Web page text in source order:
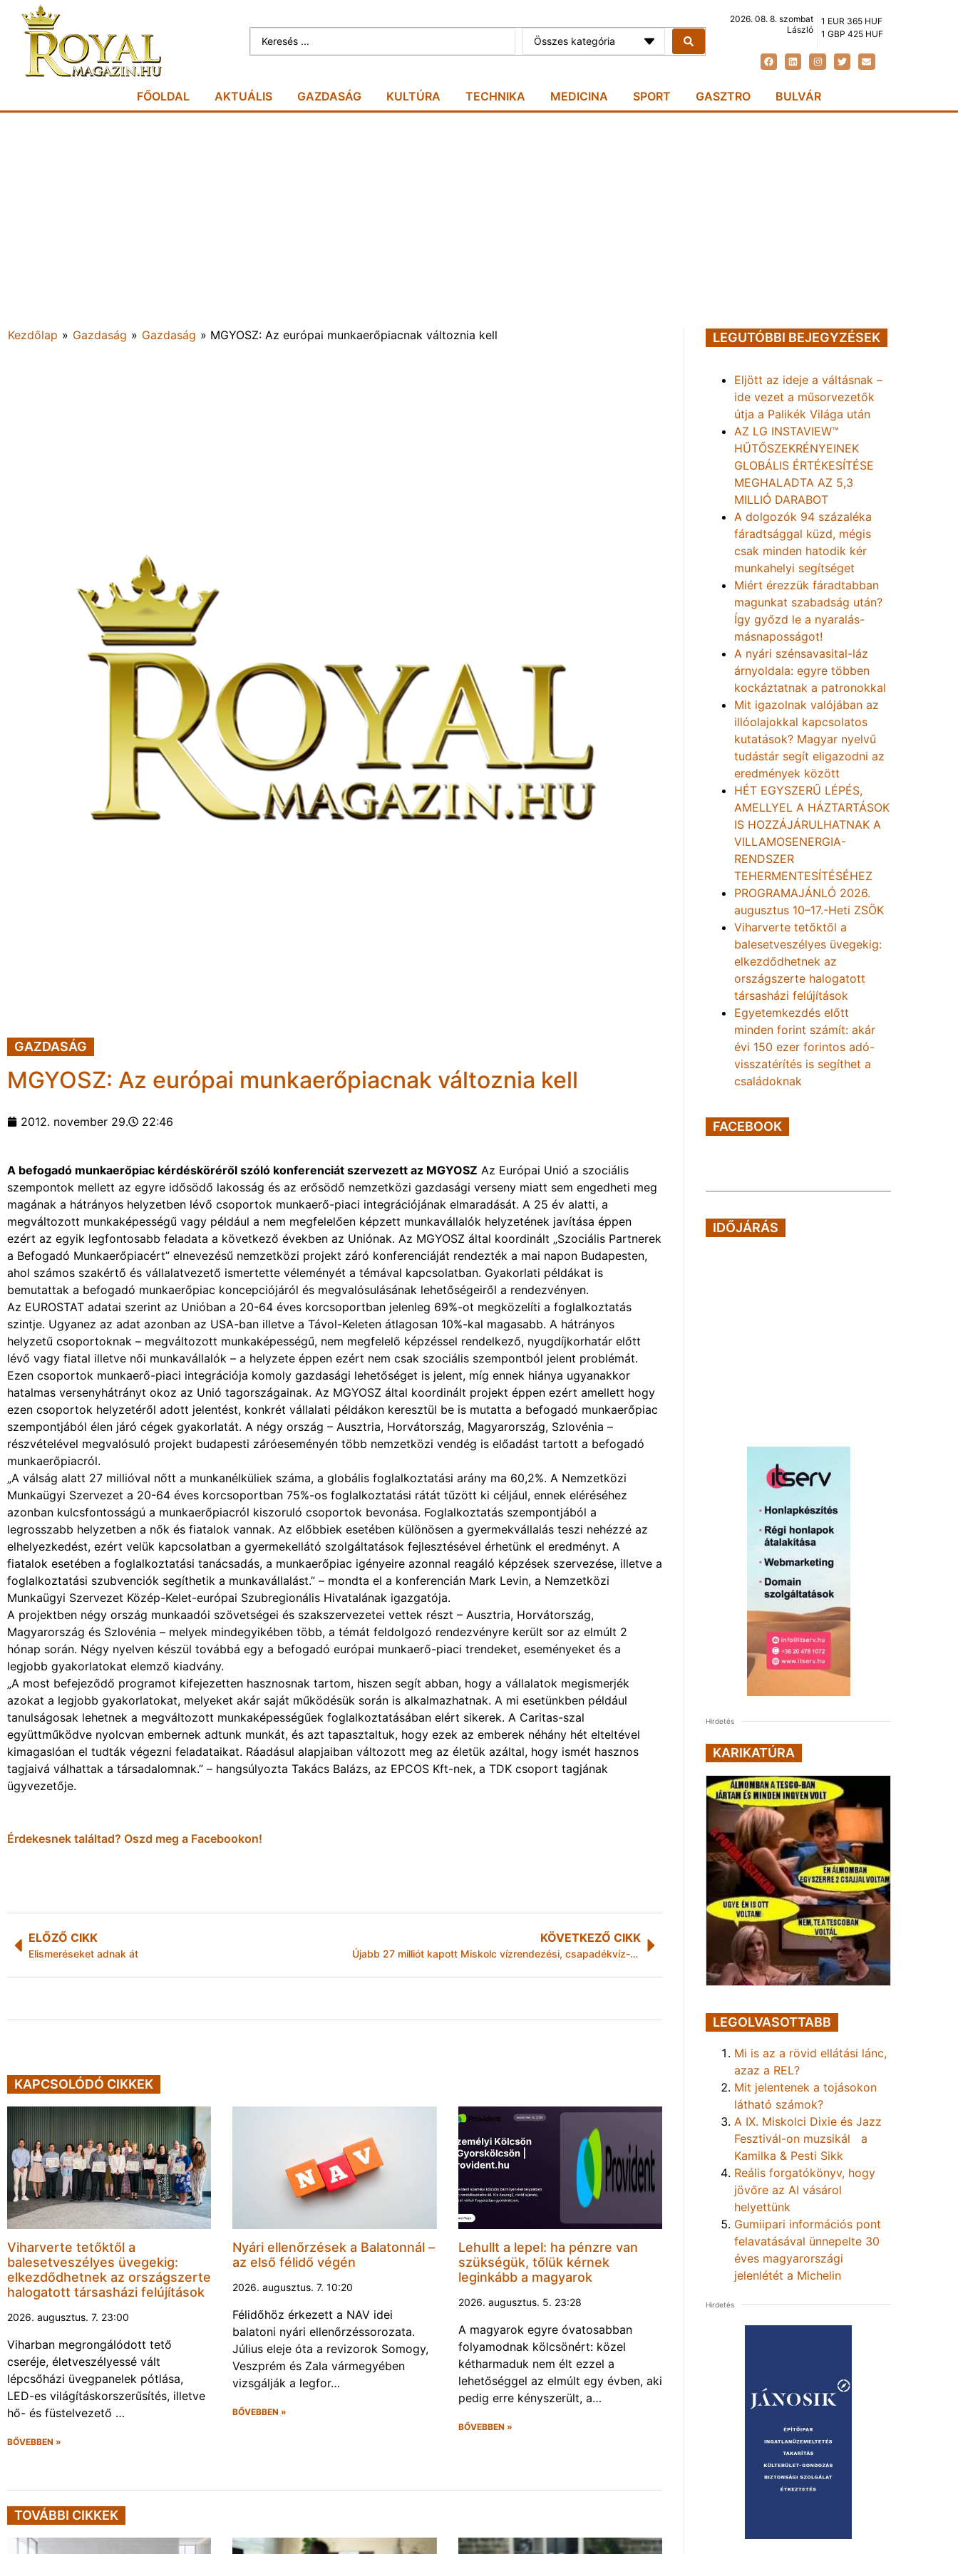
Összes kategória
2026. 08. 8. szombat
László
1 EUR 365 HUF
1 GBP 425 HUF
FŐOLDAL AKTUÁLIS GAZDASÁG KULTÚRA TECHNIKA MEDICINA SPORT GASZTRO BULVÁR
Kezdőlap » Gazdaság » Gazdaság » MGYOSZ: Az európai munkaerőpiacnak változnia kell
GAZDASÁG
MGYOSZ: Az európai munkaerőpiacnak változnia kell
2012. november 29. 22:46
A befogadó munkaerőpiac kérdésköréről szóló konferenciát szervezett az MGYOSZ Az Európai Unió a szociális
szempontok mellett az egyre idősödő lakosság és az erősödő nemzetközi gazdasági verseny miatt sem engedheti meg
magának a hátrányos helyzetben lévő csoportok munkaerő-piaci integrációjának elmaradását. A 25 év alatti, a
megváltozott munkaképességű vagy például a nem megfelelően képzett munkavállalók helyzetének javítása éppen
ezért az egyik legfontosabb feladata a következő években az Uniónak. Az MGYOSZ által koordinált „Szociális Partnerek
a Befogadó Munkaerőpiacért” elnevezésű nemzetközi projekt záró konferenciáját rendezték a mai napon Budapesten,
ahol számos szakértő és vállalatvezető ismertette véleményét a témával kapcsolatban. Gyakorlati példákat is
bemutattak a befogadó munkaerőpiac koncepciójáról és megvalósulásának lehetőségeiről a rendezvényen.
Az EUROSTAT adatai szerint az Unióban a 20-64 éves korcsoportban jelenleg 69%-ot megközelíti a foglalkoztatás
szintje. Ugyanez az adat azonban az USA-ban illetve a Távol-Keleten átlagosan 10%-kal magasabb. A hátrányos
helyzetű csoportoknak – megváltozott munkaképességű, nem megfelelő képzéssel rendelkező, nyugdíjkorhatár előtt
lévő vagy fiatal illetve női munkavállalók – a helyzete éppen ezért nem csak szociális szempontból jelent problémát.
Ezen csoportok munkaerő-piaci integrációja komoly gazdasági lehetőséget is jelent, míg ennek hiánya ugyanakkor
hatalmas versenyhátrányt okoz az Unió tagországainak. Az MGYOSZ által koordinált projekt éppen ezért amellett hogy
ezen csoportok helyzetéről adott jelentést, konkrét vállalati példákon keresztül be is mutatta a befogadó munkaerőpiac
szempontjából élen járó cégek gyakorlatát. A négy ország – Ausztria, Horvátország, Magyarország, Szlovénia –
részvételével megvalósuló projekt budapesti záróeseményén több nemzetközi vendég is előadást tartott a befogadó
munkaerőpiacról.
„A válság alatt 27 millióval nőtt a munkanélküliek száma, a globális foglalkoztatási arány ma 60,2%. A Nemzetközi
Munkaügyi Szervezet a 20-64 éves korcsoportban 75%-os foglalkoztatási rátát tűzött ki céljául, ennek eléréséhez
azonban kulcsfontosságú a munkaerőpiacról kiszoruló csoportok bevonása. Foglalkoztatás szempontjából a
legrosszabb helyzetben a nők és fiatalok vannak. Az előbbiek esetében különösen a gyermekvállalás teszi nehézzé az
elhelyezkedést, ezért velük kapcsolatban a gyermekellátó szolgáltatások fejlesztésével érhetünk el eredményt. A
fiatalok esetében a foglalkoztatási tanácsadás, a munkaerőpiac igényeire azonnal reagáló képzések szervezése, illetve a
foglalkoztatási szubvenciók segíthetik a munkavállalást.” – mondta el a konferencián Mark Levin, a Nemzetközi
Munkaügyi Szervezet Közép-Kelet-európai Szubregionális Hivatalának igazgatója.
A projektben négy ország munkaadói szövetségei és szakszervezetei vettek részt – Ausztria, Horvátország,
Magyarország és Szlovénia – melyek mindegyikében több, a témát feldolgozó rendezvényre került sor az elmúlt 2
hónap során. Négy nyelven készül továbbá egy a befogadó európai munkaerő-piaci trendeket, eseményeket és a
legjobb gyakorlatokat elemző kiadvány.
„A most befejeződő programot kifejezetten hasznosnak tartom, hiszen segít abban, hogy a vállalatok megismerjék
azokat a legjobb gyakorlatokat, melyeket akár saját működésük során is alkalmazhatnak. A mi esetünkben például
tanulságosak lehetnek a megváltozott munkaképességűek foglalkoztatásában elért sikerek. A Caritas-szal
együttműködve nyolcvan embernek adtunk munkát, és azt tapasztaltuk, hogy ezek az emberek néhány hét elteltével
kimagaslóan el tudták végezni feladataikat. Ráadásul alapjaiban változott meg az életük azáltal, hogy ismét hasznos
tagjaivá válhattak a társadalomnak.” – hangsúlyozta Takács Balázs, az EPCOS Kft-nek, a TDK csoport tagjának
ügyvezetője.
Érdekesnek találtad? Oszd meg a Facebookon!
ELŐZŐ CIKK
Elismeréseket adnak át
KÖVETKEZŐ CIKK
Újabb 27 milliót kapott Miskolc vízrendezési, csapadékvíz-elvezetési fejlesztésekre
KAPCSOLÓDÓ CIKKEK
Viharverte tetőktől a
balesetveszélyes üvegekig:
elkezdődhetnek az országszerte
halogatott társasházi felújítások
2026. augusztus. 7. 23:00
Viharban megrongálódott tető
cseréje, életveszélyessé vált
lépcsőházi üvegpanelek pótlása,
LED-es világításkorszerűsítés, illetve
hő- és füstelvezető …
BŐVEBBEN »
Nyári ellenőrzések a Balatonnál –
az első félidő végén
2026. augusztus. 7. 10:20
Félidőhöz érkezett a NAV idei
balatoni nyári ellenőrzéssorozata.
Július eleje óta a revizorok Somogy,
Veszprém és Zala vármegyében
vizsgálják a legfor…
BŐVEBBEN »
Lehullt a lepel: ha pénzre van
szükségük, tőlük kérnek
leginkább a magyarok
2026. augusztus. 5. 23:28
A magyarok egyre óvatosabban
folyamodnak kölcsönért: közel
kétharmaduk nem élt ezzel a
lehetőséggel az elmúlt egy évben, aki
pedig erre kényszerült, a…
BŐVEBBEN »
TOVÁBBI CIKKEK
LEGUTÓBBI BEJEGYZÉSEK
Eljött az ideje a váltásnak –
ide vezet a műsorvezetők
útja a Palikék Világa után
AZ LG INSTAVIEW™
HŰTŐSZEKRÉNYEINEK
GLOBÁLIS ÉRTÉKESÍTÉSE
MEGHALADTA AZ 5,3
MILLIÓ DARABOT
A dolgozók 94 százaléka
fáradtsággal küzd, mégis
csak minden hatodik kér
munkahelyi segítséget
Miért érezzük fáradtabban
magunkat szabadság után?
Így győzd le a nyaralás-
másnaposságot!
A nyári szénsavasital-láz
árnyoldala: egyre többen
kockáztatnak a patronokkal
Mit igazolnak valójában az
illóolajokkal kapcsolatos
kutatások? Magyar nyelvű
tudástár segít eligazodni az
eredmények között
HÉT EGYSZERŰ LÉPÉS,
AMELLYEL A HÁZTARTÁSOK
IS HOZZÁJÁRULHATNAK A
VILLAMOSENERGIA-
RENDSZER
TEHERMENTESÍTÉSÉHEZ
PROGRAMAJÁNLÓ 2026.
augusztus 10–17.-Heti ZSÖK
Viharverte tetőktől a
balesetveszélyes üvegekig:
elkezdődhetnek az
országszerte halogatott
társasházi felújítások
Egyetemkezdés előtt
minden forint számít: akár
évi 150 ezer forintos adó-
visszatérítés is segíthet a
családoknak
FACEBOOK
IDŐJÁRÁS
Hirdetés
KARIKATÚRA
LEGOLVASOTTABB
Mi is az a rövid ellátási lánc,
azaz a REL?
Mit jelentenek a tojásokon
látható számok?
A IX. Miskolci Dixie és Jazz
Fesztivál-on muzsikál a
Kamilka & Pesti Sikk
Reális forgatókönyv, hogy
jövőre az AI vásárol
helyettünk
Gumiipari információs pont
felavatásával ünnepelte 30
éves magyarországi
jelenlétét a Michelin
Hirdetés